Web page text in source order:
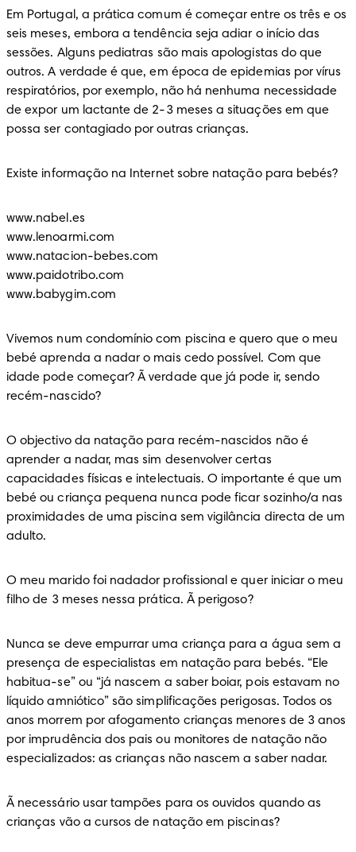
Em Portugal, a prática comum é começar entre os três e os
seis meses, embora a tendência seja adiar o início das
sessões. Alguns pediatras são mais apologistas do que
outros. A verdade é que, em época de epidemias por vírus
respiratórios, por exemplo, não há nenhuma necessidade
de expor um lactante de 2-3 meses a situações em que
possa ser contagiado por outras crianças.
Existe informação na Internet sobre natação para bebés?
www.nabel.es
www.lenoarmi.com
www.natacion-bebes.com
www.paidotribo.com
www.babygim.com
Vivemos num condomínio com piscina e quero que o meu
bebé aprenda a nadar o mais cedo possível. Com que
idade pode começar? Ã verdade que já pode ir, sendo
recém-nascido?
O objectivo da natação para recém-nascidos não é
aprender a nadar, mas sim desenvolver certas
capacidades físicas e intelectuais. O importante é que um
bebé ou criança pequena nunca pode ficar sozinho/a nas
proximidades de uma piscina sem vigilância directa de um
adulto.
O meu marido foi nadador profissional e quer iniciar o meu
filho de 3 meses nessa prática. Ã perigoso?
Nunca se deve empurrar uma criança para a água sem a
presença de especialistas em natação para bebés. “Ele
habitua-se” ou “já nascem a saber boiar, pois estavam no
líquido amniótico” são simplificações perigosas. Todos os
anos morrem por afogamento crianças menores de 3 anos
por imprudência dos pais ou monitores de natação não
especializados: as crianças não nascem a saber nadar.
Ã necessário usar tampões para os ouvidos quando as
crianças vão a cursos de natação em piscinas?